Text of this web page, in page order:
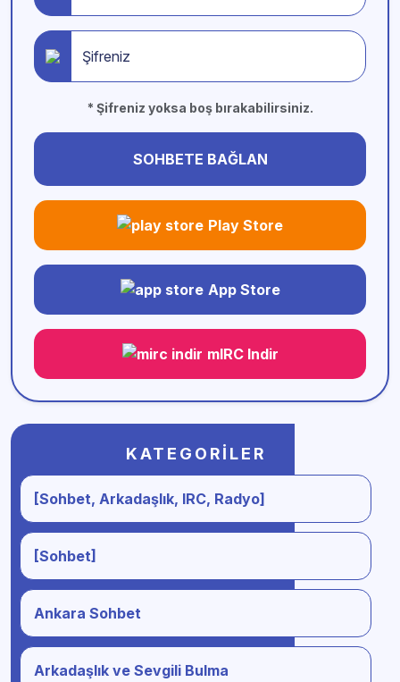
Şifreniz
* Şifreniz yoksa boş bırakabilirsiniz.
SOHBETE BAĞLAN
Play Store
App Store
mIRC Indir
KATEGORILER
[Sohbet, Arkadaşlık, IRC, Radyo]
[Sohbet]
Ankara Sohbet
Arkadaşlık ve Sevgili Bulma